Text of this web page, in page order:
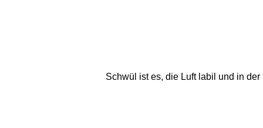
Schwül ist es, die Luft labil und in